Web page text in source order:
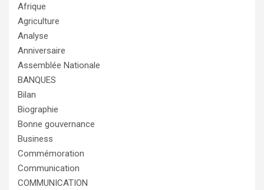
Afrique
Agriculture
Analyse
Anniversaire
Assemblée Nationale
BANQUES
Bilan
Biographie
Bonne gouvernance
Business
Commémoration
Communication
COMMUNICATION